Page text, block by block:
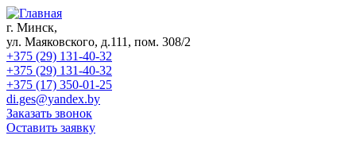
г. Минск,
ул. Маяковского, д.111, пом. 308/2
+375 (29) 131-40-32
+375 (29) 131-40-32
+375 (17) 350-01-25
di.ges@yandex.by
Заказать звонок
Оставить заявку